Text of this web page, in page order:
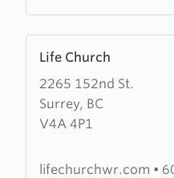
Life Church
2265 152nd St.
Surrey, BC
V4A 4P1
more
about
Life
Church
lifechurchwr.com •